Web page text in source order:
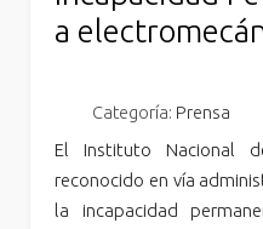
a
Categoría: Prensa
El Instituto Nacional
reconocido en vía
la incapacidad